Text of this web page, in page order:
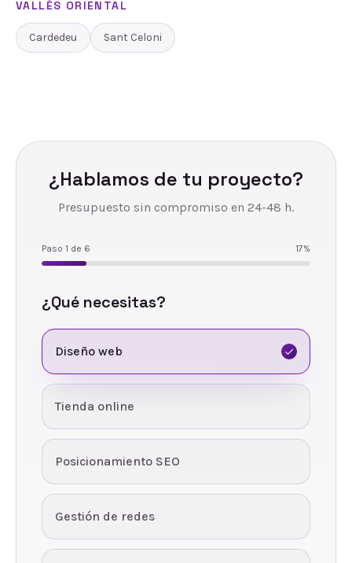
VALLÈS ORIENTAL
Cardedeu Sant Celoni
¿Hablamos de tu proyecto?
Presupuesto sin compromiso en 24-48 h.
Paso 1 de 6 17%
¿Qué necesitas?
Diseño web
Tienda online
Posicionamiento SEO
Gestión de redes